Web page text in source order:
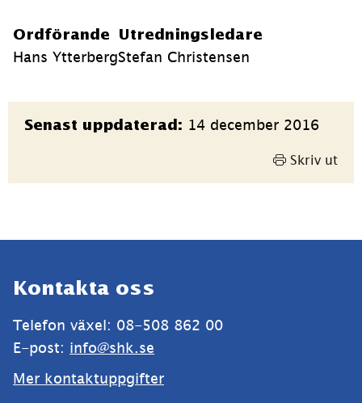
Ordförande
Hans Ytterberg
Utredningsledare
Stefan Christensen
Sidinformation
Senast uppdaterad: 14 december 2016
Skriv ut
Kontakta oss
Telefon växel: 08-508 862 00
E-post: info@shk.se
Mer kontaktuppgifter